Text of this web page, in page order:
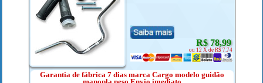
R$ 78,99
ou 12 X de R$ 7.74
Garantia de fábrica 7 dias marca Cargo modelo guidão